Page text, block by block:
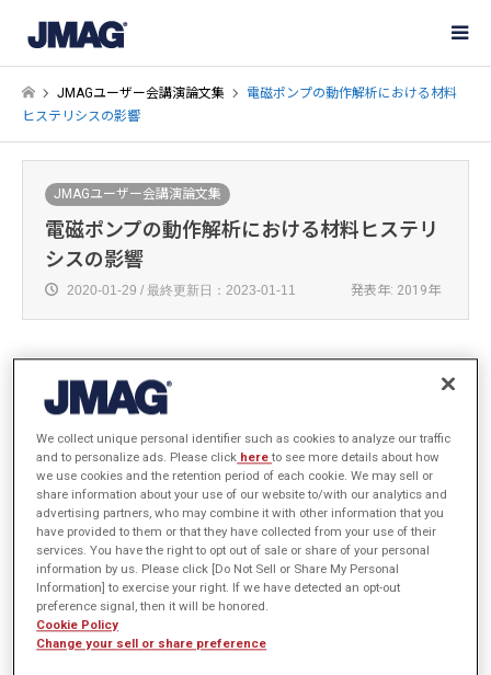
JMAGユーザー会講演論文集
電磁ポンプの動作解析における材料
ヒステリシスの影響
JMAGユーザー会講演論文集
電磁ポンプの動作解析における材料ヒステリ
シスの影響
2020-01-29 / 最終更新日：2023-01-11 発表年: 2019年
株式会社イワキ
研究開発部
松本 清人
概要
水処理やボイラ清缶などの薬液注入に使用される電磁ポンプはソレノ
イドを駆動源とした往復動定量ポンプである。パルス通電により
ON/OFFを繰り返すため、過渡状態における電気・磁気的特性やアー
We collect unique personal identifier such as cookies to analyze our traffic
and to personalize ads. Please click hereto see more details about how
we use cookies and the retention period of each cookie. We may sell or
share information about your use of our website to/with our analytics and
advertising partners, who may combine it with other information that you
have provided to them or that they have collected from your use of their
services. You have the right to opt out of sale or share of your personal
information by us. Please click [Do Not Sell or Share My Personal
Information] to exercise your right. If we have detected an opt-out
preference signal, then it will be honored.
Cookie Policy
Change your sell or share preference